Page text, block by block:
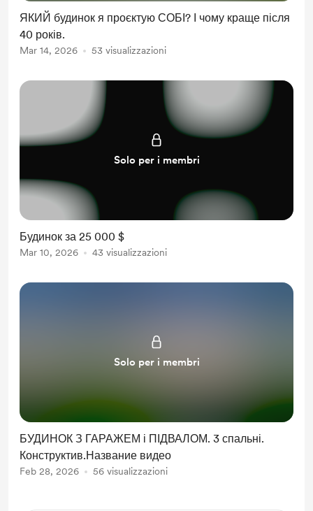
ЯКИЙ будинок я проєктую СОБІ? І чому краще після
40 років.
Mar 14, 2026 53 visualizzazioni
Solo per i membri
Будинок за 25 000 $
Mar 10, 2026 43 visualizzazioni
Solo per i membri
БУДИНОК З ГАРАЖЕМ і ПІДВАЛОМ. 3 спальні.
Конструктив.Название видео
Feb 28, 2026 56 visualizzazioni